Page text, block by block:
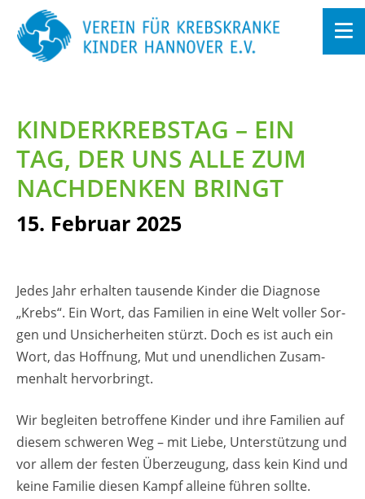
sprin­
gen
KIN­DER­KREBS­TAG – EIN
TAG, DER UNS ALLE ZUM
NACH­DEN­KEN BRINGT
15. Fe­bru­ar 2025
Jedes Jahr er­hal­ten tau­sen­de Kin­der die Dia­gno­se
„Krebs“. Ein Wort, das Fa­mi­li­en in eine Welt vol­ler Sor­
gen und Un­si­cher­hei­ten stürzt. Doch es ist auch ein
Wort, das Hoff­nung, Mut und un­end­li­chen Zu­sam­
men­halt her­vor­bringt.
Wir be­glei­ten be­trof­fe­ne Kin­der und ihre Fa­mi­li­en auf
die­sem schwe­ren Weg – mit Liebe, Un­ter­stüt­zung und
vor allem der fes­ten Über­zeu­gung, dass kein Kind und
keine Fa­mi­lie die­sen Kampf al­lei­ne füh­ren soll­te.